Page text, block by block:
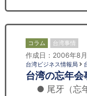
経済ニュース
ＩＴ
飲食店情報
コラム 台湾事情
作成日：2006年8
台湾ビジネス情報局
台湾の忘年会
● 尾牙（忘